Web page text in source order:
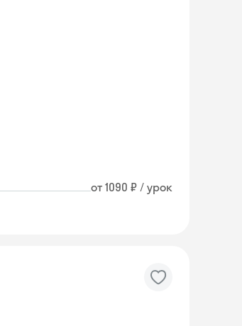
от 1090 ₽ / урок